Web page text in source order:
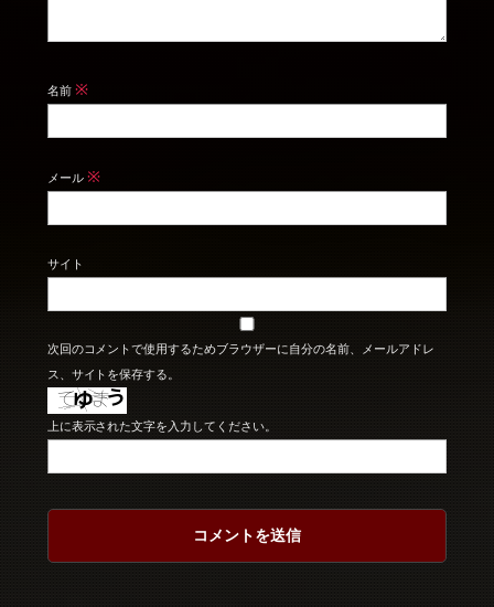
名前 ※
メール ※
サイト
次回のコメントで使用するためブラウザーに自分の名前、メールアドレ
ス、サイトを保存する。
上に表示された文字を入力してください。